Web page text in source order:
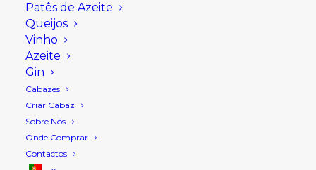
Patês de Azeite
Queijos
Vinho
Azeite
Gin
Cabazes
Criar Cabaz
Sobre Nós
Onde Comprar
Contactos